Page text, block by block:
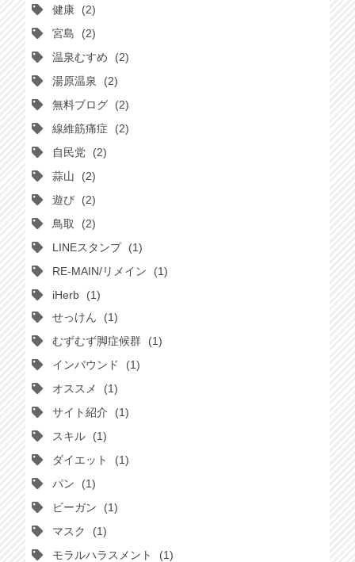
健康
2
宮島
2
温泉むすめ
2
湯原温泉
2
無料ブログ
2
線維筋痛症
2
自民党
2
蒜山
2
遊び
2
鳥取
2
LINEスタンプ
1
RE-MAIN/リメイン
1
iHerb
1
せっけん
1
むずむず脚症候群
1
インバウンド
1
オススメ
1
サイト紹介
1
スキル
1
ダイエット
1
パン
1
ビーガン
1
マスク
1
モラルハラスメント
1